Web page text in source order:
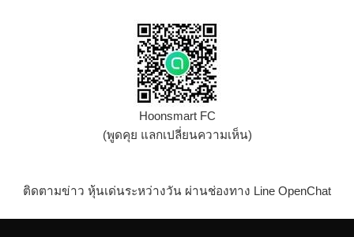
Hoonsmart FC
(พูดคุย แลกเปลี่ยนความเห็น)
ติดตามข่าว หุ้นเด่นระหว่างวัน ผ่านช่องทาง Line OpenChat